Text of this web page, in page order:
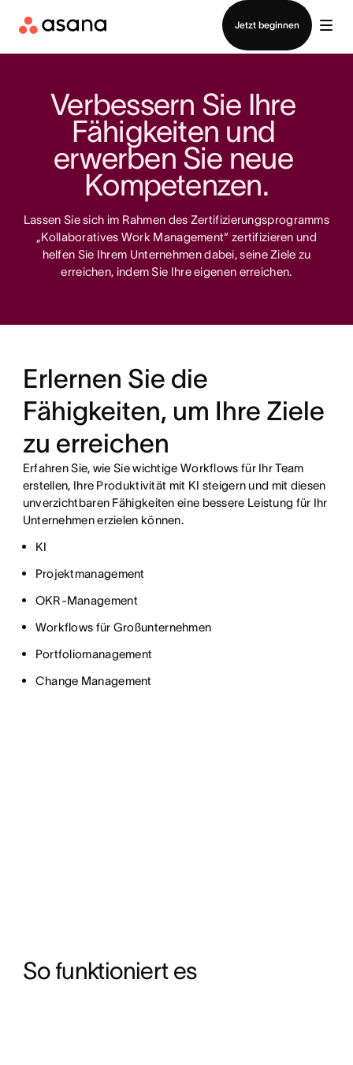
Jetzt beginnen
Vertrieb kontaktieren
Verbessern Sie Ihre
Fähigkeiten und
erwerben Sie neue
Kompetenzen.
Lassen Sie sich im Rahmen des Zertifizierungsprogramms
„Kollaboratives Work Management“ zertifizieren und
helfen Sie Ihrem Unternehmen dabei, seine Ziele zu
erreichen, indem Sie Ihre eigenen erreichen.
Erlernen Sie die
Fähigkeiten, um Ihre Ziele
zu erreichen
Erfahren Sie, wie Sie wichtige Workflows für Ihr Team
erstellen, Ihre Produktivität mit KI steigern und mit diesen
unverzichtbaren Fähigkeiten eine bessere Leistung für Ihr
Unternehmen erzielen können.
KI
Projektmanagement
OKR-Management
Workflows für Großunternehmen
Portfoliomanagement
Change Management
So funktioniert es